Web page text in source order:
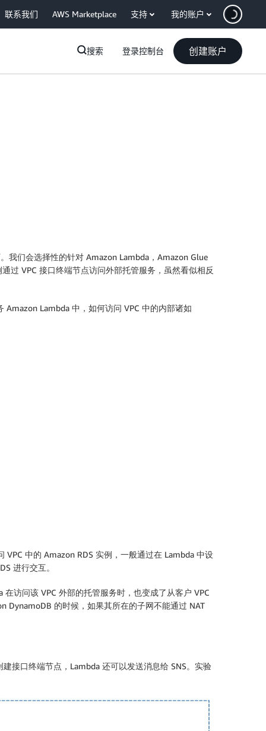
联系我们 AWS Marketplace 支持 我的账户
搜索 登录控制台 创建账户
我们会选择性的针对 Amazon Lambda，Amazon Glue
过 VPC 接口终端节点访问外部托管服务，虽然看似相反
Lambda 中，如何访问 VPC 中的内部诸如
中的 Amazon RDS 实例，一般通过在 Lambda 中设
进行交互。
访问该 VPC 外部的托管服务时，也变成了从客户 VPC
DynamoDB 的时候，如果其所在的子网不能通过 NAT
接口终端节点，Lambda 还可以发送消息给 SNS。实验